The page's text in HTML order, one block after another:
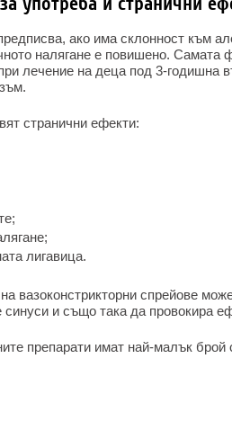
ако има склонност към
налягане е повишено. Самата
лечение на деца под 3-годишна
странични ефекти:
лигавица.
вазоконстрикторни спрейове
синуси и също така да провокира
препарати имат най-малък брой